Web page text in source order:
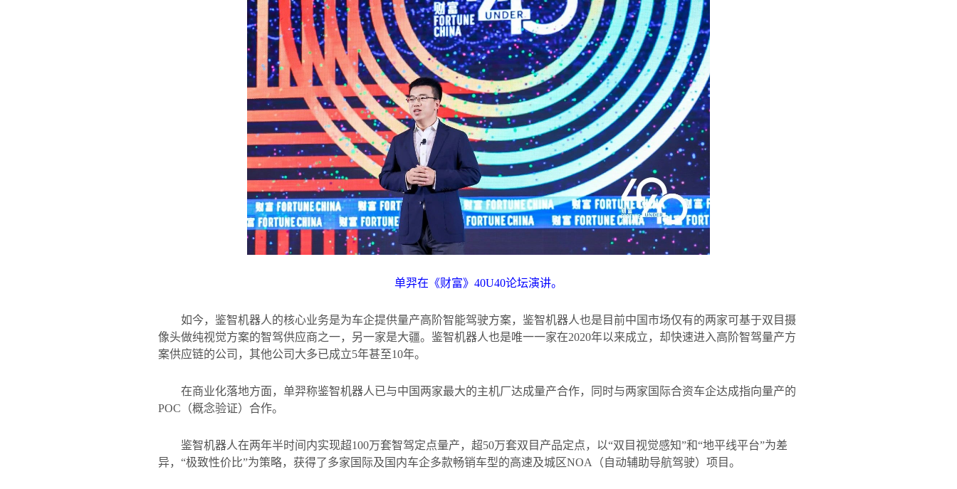
单羿在《财富》 40U40论坛演讲。
如今，鉴智机器人的核心业务是为车企提供量产高阶智能驾驶方案，鉴智机器人也是目前中国市场仅有的两家可基于双目摄
像头做纯视觉方案的智驾供应商之一，另一家是大疆。鉴智机器人也是唯一一家在2020年以来成立，却快速进入高阶智驾量产方
案供应链的公司，其他公司大多已成立5年甚至10年。
在商业化落地方面，单羿称鉴智机器人已与中国两家最大的主机厂达成量产合作，同时与两家国际合资车企达成指向量产的
POC （概念验证）合作。
鉴智机器人在两年半时间内实现超100万套智驾定点量产，超50万套双目产品定点，以“双目视觉感知”和“地平线平台”为差
异， “极致性价比”为策略，获得了多家国际及国内车企多款畅销车型的高速及城区NOA （自动辅助导航驾驶）项目。